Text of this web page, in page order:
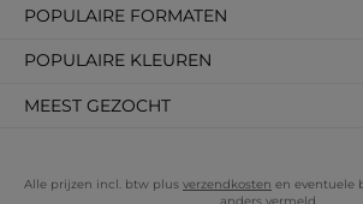
POPULAIRE FORMATEN
POPULAIRE KLEUREN
MEEST GEZOCHT
Alle prijzen incl. btw plus verzendkosten en eventuele